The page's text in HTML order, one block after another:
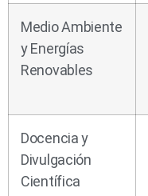
Medio Ambiente
y Energías
Renovables
Docencia y
Divulgación
Científica